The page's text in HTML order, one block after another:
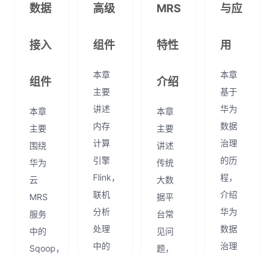
数据
接入
组件
本章
主要
围绕
华为
云
MRS
服务
中的
Sqoop，
高级
组件
本章
主要
讲述
内存
计算
引擎
Flink，
联机
分析
处理
中的
MRS
特性
介绍
本章
主要
讲述
传统
大数
据平
台常
见问
题，
与应
用
本章
基于
华为
数据
治理
的历
程，
介绍
华为
数据
治理